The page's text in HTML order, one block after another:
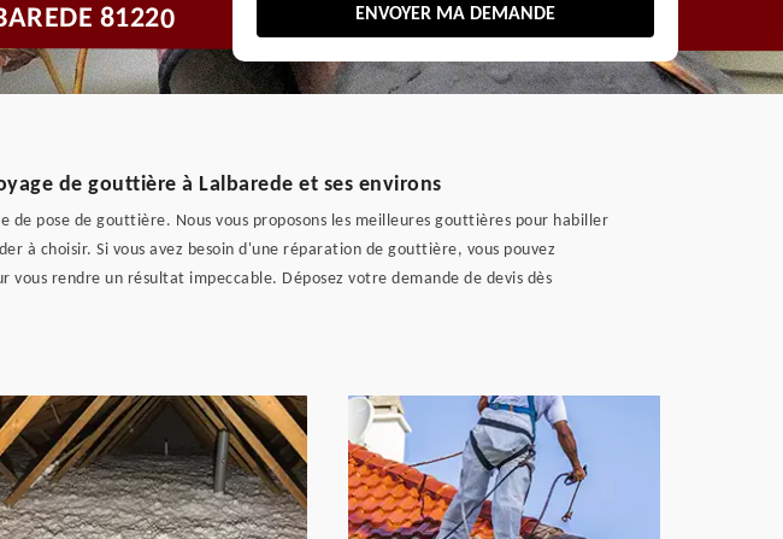
81220
de gouttière à Lalbarede et ses environs
pose de gouttière. Nous vous proposons les meilleures gouttières pour habiller
à choisir. Si vous avez besoin d'une réparation de gouttière, vous pouvez
rendre un résultat impeccable. Déposez votre demande de devis dès